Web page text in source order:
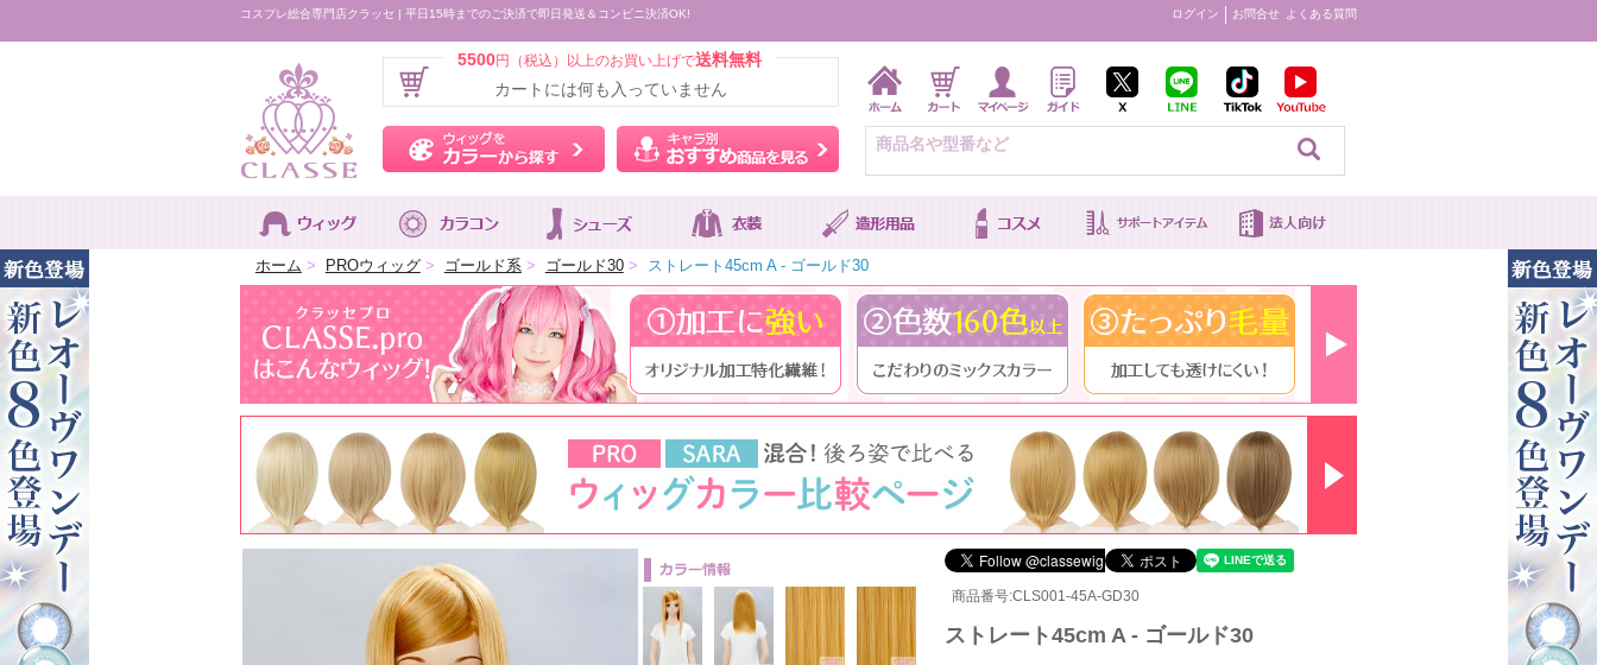
コスプレ総合専門店クラッセ | 平日15時までのご決済で即日発送＆コンビニ決済OK! ログイン お問合せ よくある質問
5500円（税込）以上のお買い上げで送料無料
カートには何も入っていません
ウィッグをカラーから探す キャラ別おすすめ商品を見る
ホーム > PROウィッグ > ゴールド系 > ゴールド30 > ストレート45cm A - ゴールド30
商品番号:CLS001-45A-GD30
ストレート45cm A - ゴールド30